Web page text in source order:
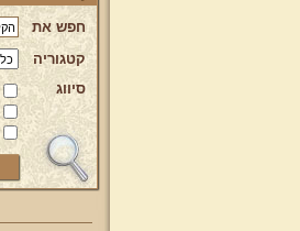
חפש את
קטגוריה
סיווג